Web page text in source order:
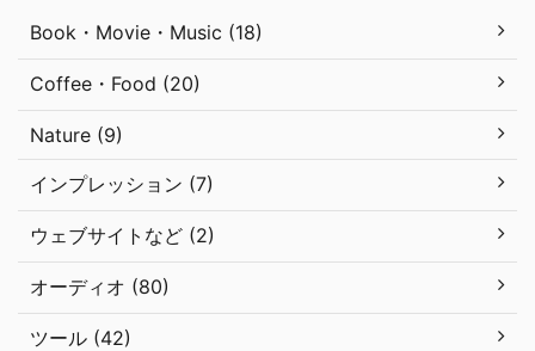
Book・Movie・Music (18)
Coffee・Food (20)
Nature (9)
インプレッション (7)
ウェブサイトなど (2)
オーディオ (80)
ツール (42)